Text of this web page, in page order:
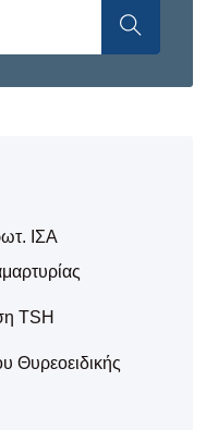
ΙΣΑ
TSH
Θυρεοειδικής